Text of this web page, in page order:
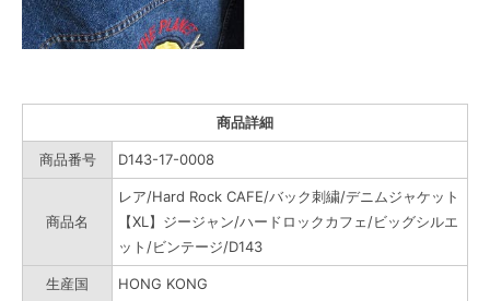
商品詳細
商品番号 D143-17-0008
商品名
レア/Hard Rock CAFE/バック刺繍/デニムジャケット
【XL】ジージャン/ハードロックカフェ/ビッグシルエ
ット/ビンテージ/D143
生産国 HONG KONG